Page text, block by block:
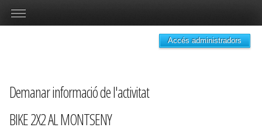
Accés administradors
Demanar informació de l'activitat
BIKE 2X2 AL MONTSENY